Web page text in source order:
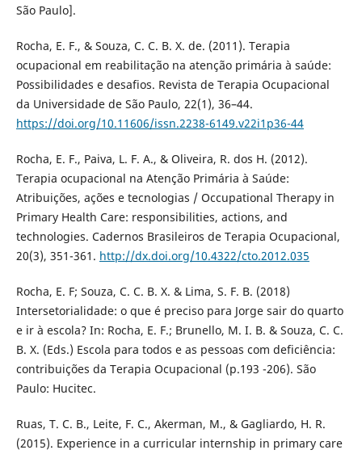
São Paulo].
Rocha, E. F., & Souza, C. C. B. X. de. (2011). Terapia
ocupacional em reabilitação na atenção primária à saúde:
Possibilidades e desafios. Revista de Terapia Ocupacional
da Universidade de São Paulo, 22(1), 36–44.
https://doi.org/10.11606/issn.2238-6149.v22i1p36-44
Rocha, E. F., Paiva, L. F. A., & Oliveira, R. dos H. (2012).
Terapia ocupacional na Atenção Primária à Saúde:
Atribuições, ações e tecnologias / Occupational Therapy in
Primary Health Care: responsibilities, actions, and
technologies. Cadernos Brasileiros de Terapia Ocupacional,
20(3), 351-361. http://dx.doi.org/10.4322/cto.2012.035
Rocha, E. F; Souza, C. C. B. X. & Lima, S. F. B. (2018)
Intersetorialidade: o que é preciso para Jorge sair do quarto
e ir à escola? In: Rocha, E. F.; Brunello, M. I. B. & Souza, C. C.
B. X. (Eds.) Escola para todos e as pessoas com deficiência:
contribuições da Terapia Ocupacional (p.193 -206). São
Paulo: Hucitec.
Ruas, T. C. B., Leite, F. C., Akerman, M., & Gagliardo, H. R.
(2015). Experience in a curricular internship in primary care